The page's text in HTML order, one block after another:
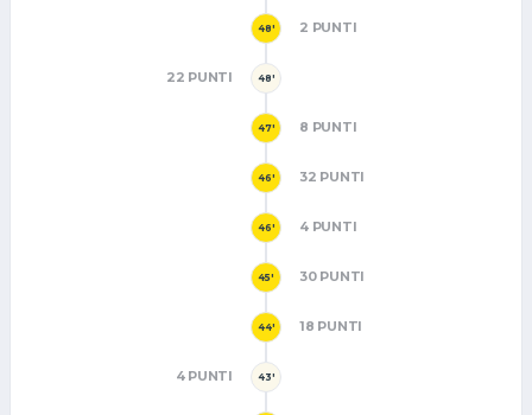
48' 2 PUNTI
48'
22 PUNTI
47' 8 PUNTI
46' 32 PUNTI
46' 4 PUNTI
45' 30 PUNTI
44' 18 PUNTI
43'
4 PUNTI